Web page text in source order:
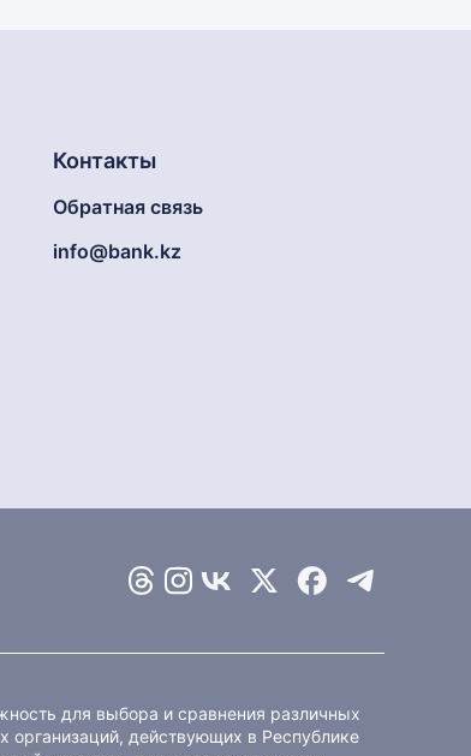
Контакты
Обратная связь
info@bank.kz
для выбора и сравнения различных
действующих в Республике